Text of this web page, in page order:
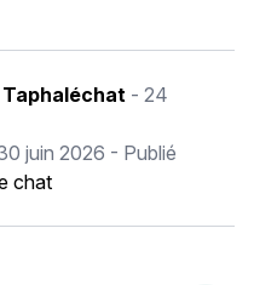
Taphaléchat- 24
juin 2026 - Publié
chat